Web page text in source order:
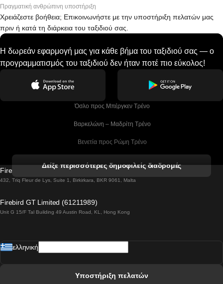
Πραγματική ανθρώπινη υποστήριξη
Χρειάζεστε βοήθεια; Επικοινωνήστε με την υποστήριξη πελατών μας
πριν ή κατά τη διάρκεια του ταξιδιού σας.
Η δωρεάν εφαρμογή μας για κάθε βήμα του ταξιδιού σας — ο
προγραμματισμός του ταξιδιού δεν ήταν ποτέ πιο εύκολος!
Όσλο προς Μπέργκεν Tρένο
Βαρκελώνη – Μαδρίτη Tρένο
Βενετία προς Ρώμη Τρένο
Βιέννη προς Σάλτσμπουργκ Τρένα
Βουδαπέστη προς Πράγα Tρένο
Δείξε περισσότερες δημοφιλείς διαδρομές
Firebird GT Limited (OC 1451)
432, Triq Fleur de Lys, Suite 1, Birkirkara, BKR 9061, Malta
Firebird GT Limited (61211989)
Unit G 15/F Tal Building 49 Austin Road, KL, Hong Kong
ελληνική
Υποστήριξη πελατών